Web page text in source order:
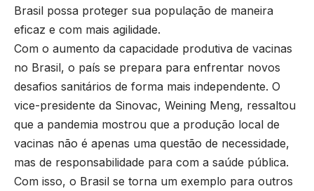
Brasil possa proteger sua população de maneira
eficaz e com mais agilidade.
Com o aumento da capacidade produtiva de vacinas
no Brasil, o país se prepara para enfrentar novos
desafios sanitários de forma mais independente. O
vice-presidente da Sinovac, Weining Meng, ressaltou
que a pandemia mostrou que a produção local de
vacinas não é apenas uma questão de necessidade,
mas de responsabilidade para com a saúde pública.
Com isso, o Brasil se torna um exemplo para outros